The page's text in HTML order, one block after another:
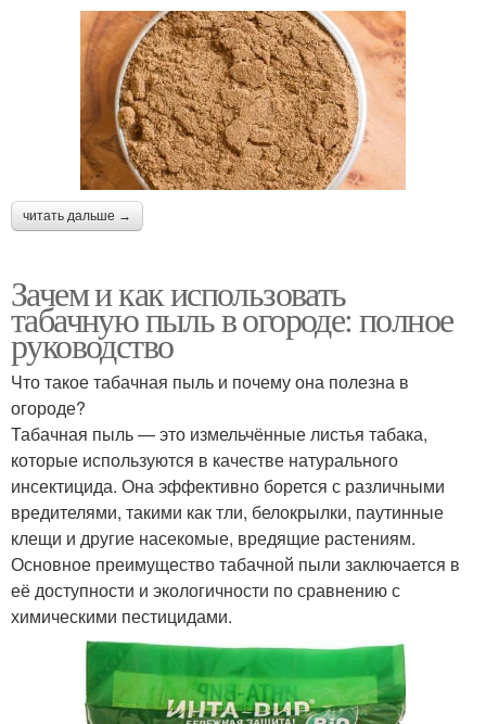
читать дальше →
Зачем и как использовать
табачную пыль в огороде: полное
руководство
Что такое табачная пыль и почему она полезна в
огороде?
Табачная пыль — это измельчённые листья табака,
которые используются в качестве натурального
инсектицида. Она эффективно борется с различными
вредителями, такими как тли, белокрылки, паутинные
клещи и другие насекомые, вредящие растениям.
Основное преимущество табачной пыли заключается в
её доступности и экологичности по сравнению с
химическими пестицидами.